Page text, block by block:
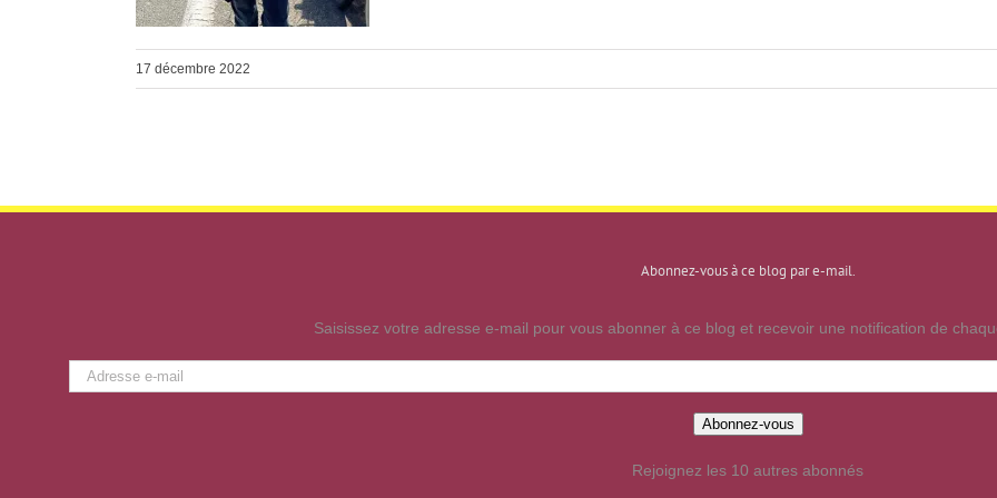
17 décembre 2022
Abonnez-vous à ce blog par e-mail.
Saisissez votre adresse e-mail pour vous abonner à ce blog et recevoir une notification de
Adresse
Abonnez-vous
Rejoignez les 10 autres abonnés